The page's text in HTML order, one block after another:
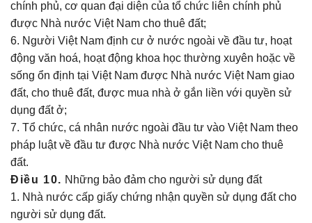
chính phủ, cơ quan đại diện của tổ chức liên chính phủ
được Nhà nước Việt Nam cho thuê đất;
6. Người Việt Nam định cư ở nước ngoài về đầu tư, hoạt
động văn hoá, hoạt động khoa học thường xuyên hoặc về
sống ổn định tại Việt Nam được Nhà nước Việt Nam giao
đất, cho thuê đất, được mua nhà ở gắn liền với quyền sử
dụng đất ở;
7. Tổ chức, cá nhân nước ngoài đầu tư vào Việt Nam theo
pháp luật về đầu tư được Nhà nước Việt Nam cho thuê
đất.
Điều 10. Những bảo đảm cho người sử dụng đất
1. Nhà nước cấp giấy chứng nhận quyền sử dụng đất cho
người sử dụng đất.